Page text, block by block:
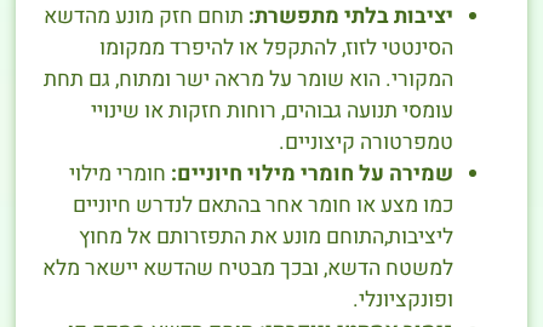
יציבות בלתי מתפשרת: תוחם חזק מונע מהדשא
הסינטטי לזוז, להתקפל או להיפרד ממקומו
המקורי. הוא שומר על מראה ישר ומתוח, גם תחת
עומסי תנועה גבוהים, רוחות חזקות או שינויי
טמפרטורה קיצוניים.
שמירה על חומרי מילוי חיוניים: חומרי מילוי
כמו מצע או חומר אחר בהתאם לנדרש חיוניים
ליציבות,התוחם מונע את התפזרותם אל מחוץ
למשטח הדשא, ובכך מבטיח שהדשא יישאר מלא
ופונקציונלי.